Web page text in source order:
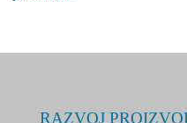
RAZVOJ